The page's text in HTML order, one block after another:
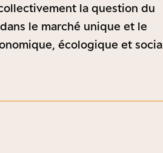
la question du
le marché unique et le
écologique et